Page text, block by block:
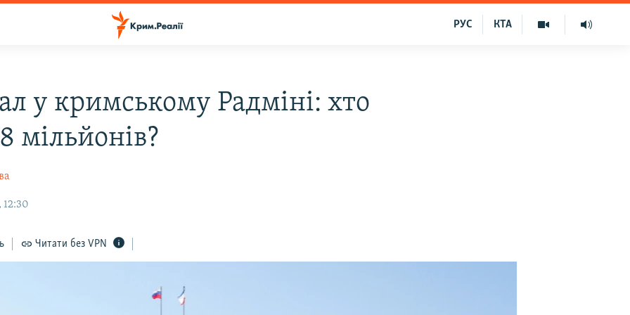
КТА
РУС
у кримському Радміні: хто
мільйонів?
12:30
Читати без VPN